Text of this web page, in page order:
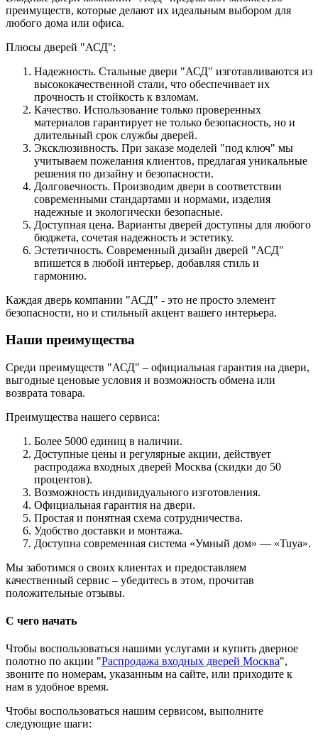
преимуществ, которые делают их идеальным выбором для
любого дома или офиса.
Плюсы дверей "АСД":
Надежность. Стальные двери "АСД" изготавливаются из
высококачественной стали, что обеспечивает их
прочность и стойкость к взломам.
Качество. Использование только проверенных
материалов гарантирует не только безопасность, но и
длительный срок службы дверей.
Эксклюзивность. При заказе моделей "под ключ" мы
учитываем пожелания клиентов, предлагая уникальные
решения по дизайну и безопасности.
Долговечность. Производим двери в соответствии
современными стандартами и нормами, изделия
надежные и экологически безопасные.
Доступная цена. Варианты дверей доступны для любого
бюджета, сочетая надежность и эстетику.
Эстетичность. Современный дизайн дверей "АСД"
впишется в любой интерьер, добавляя стиль и
гармонию.
Каждая дверь компании "АСД" - это не просто элемент
безопасности, но и стильный акцент вашего интерьера.
Наши преимущества
Среди преимуществ "АСД" – официальная гарантия на двери,
выгодные ценовые условия и возможность обмена или
возврата товара.
Преимущества нашего сервиса:
Более 5000 единиц в наличии.
Доступные цены и регулярные акции, действует
распродажа входных дверей Москва (скидки до 50
процентов).
Возможность индивидуального изготовления.
Официальная гарантия на двери.
Простая и понятная схема сотрудничества.
Удобство доставки и монтажа.
Доступна современная система «Умный дом» — «Tuya».
Мы заботимся о своих клиентах и предоставляем
качественный сервис – убедитесь в этом, прочитав
положительные отзывы.
С чего начать
Чтобы воспользоваться нашими услугами и купить дверное
полотно по акции "Распродажа входных дверей Москва",
звоните по номерам, указанным на сайте, или приходите к
нам в удобное время.
Чтобы воспользоваться нашим сервисом, выполните
следующие шаги: